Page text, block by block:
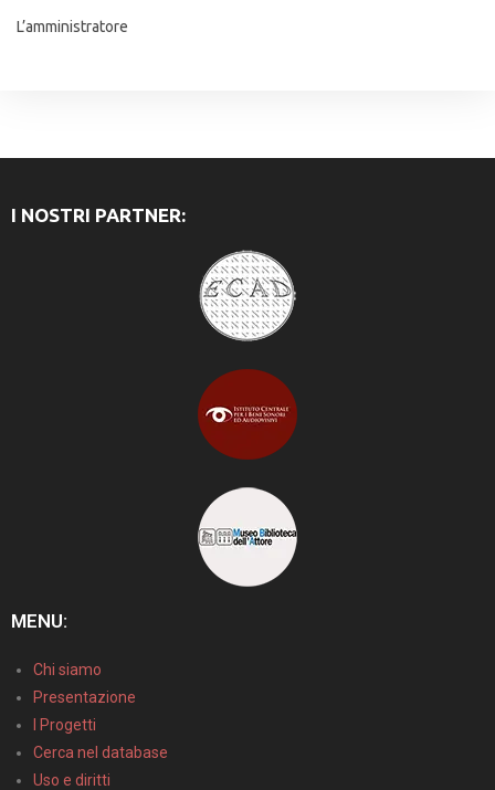
L’amministratore
I NOSTRI PARTNER:
MENU:
Chi siamo
Presentazione
I Progetti
Cerca nel database
Uso e diritti